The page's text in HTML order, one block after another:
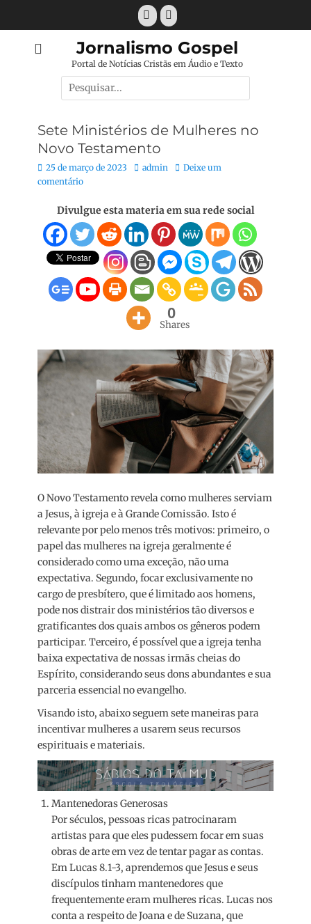
conteúdo
Facebook
E-
mail
Jornalismo Gospel
Portal de Notícias Cristãs em Áudio e Texto
Pesquisar
por:
Sete Ministérios de Mulheres no
Novo Testamento
Posted
on
25 de março de 2023 Autor:
admin
Deixe um
comentário
Divulgue esta materia em sua rede social
0
Shares
O Novo Testamento revela como mulheres serviam
a Jesus, à igreja e à Grande Comissão. Isto é
relevante por pelo menos três motivos: primeiro, o
papel das mulheres na igreja geralmente é
considerado como uma exceção, não uma
expectativa. Segundo, focar exclusivamente no
cargo de presbítero, que é limitado aos homens,
pode nos distrair dos ministérios tão diversos e
gratificantes dos quais ambos os gêneros podem
participar. Terceiro, é possível que a igreja tenha
baixa expectativa de nossas irmãs cheias do
Espírito, considerando seus dons abundantes e sua
parceria essencial no evangelho.
Visando isto, abaixo seguem sete maneiras para
incentivar mulheres a usarem seus recursos
espirituais e materiais.
Mantenedoras Generosas
Por séculos, pessoas ricas patrocinaram
artistas para que eles pudessem focar em suas
obras de arte em vez de tentar pagar as contas.
Em Lucas 8.1-3, aprendemos que Jesus e seus
discípulos tinham mantenedores que
frequentemente eram mulheres ricas. Lucas nos
conta a respeito de Joana e de Suzana, que